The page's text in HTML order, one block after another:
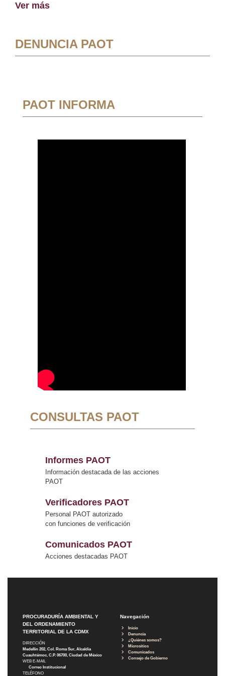
Ver más
DENUNCIA PAOT
PAOT INFORMA
CONSULTAS PAOT
Informes PAOT
Información destacada de las acciones
PAOT
Verificadores PAOT
Personal PAOT autorizado
con funciones de verificación
Comunicados PAOT
Acciones destacadas PAOT
PROCURADURÍA AMBIENTAL Y
DEL ORDENAMIENTO
TERRITORIAL DE LA CDMX
DIRECCIÓN
Medellín 202, Col. Roma Sur, Alcaldía
Cuauhtémoc, C.P. 06700, Ciudad de México
WEB E-MAIL
Correo Institucional
TELÉFONO
Navegación
Inicio
Denuncia
¿Quiénes somos?
Micrositios
Comunicados
Consejo de Gobierno